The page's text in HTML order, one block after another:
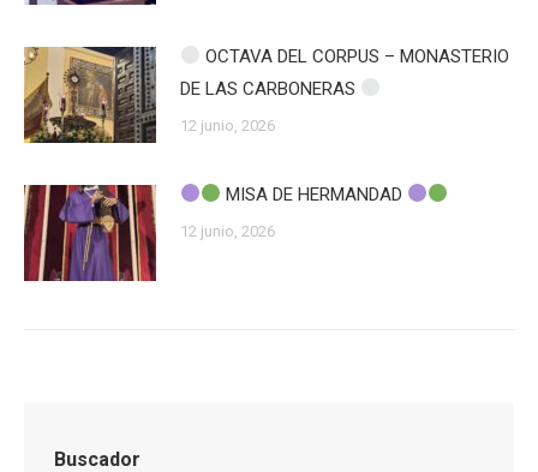
OCTAVA DEL CORPUS – MONASTERIO
DE LAS CARBONERAS
12 junio, 2026
MISA DE HERMANDAD
12 junio, 2026
Buscador